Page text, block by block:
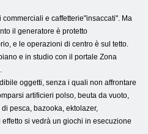
e caffetterie"insaccati". Ma
il generatore è protetto
e le operazioni di centro è sul tetto.
e in studio con il portale Zona
oggetti, senza i quali non affrontare
artificieri polso, beuta da vuoto,
pesca, bazooka, ektolazer,
si vedrà un giochi in esecuzione